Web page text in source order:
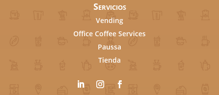
Servicios
Vending
Office Coffee Services
Paussa
Tienda